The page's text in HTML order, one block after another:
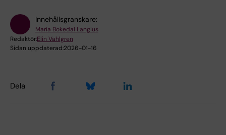
Innehållsgranskare:
Maria Bokedal Langius
Redaktör:Elin Vahlgren
Sidan uppdaterad:2026-01-16
Dela